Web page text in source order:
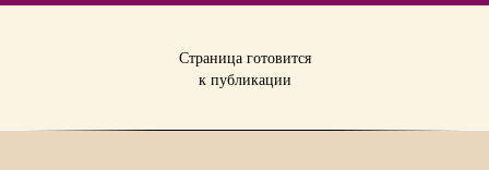
Страница готовится
к публикации